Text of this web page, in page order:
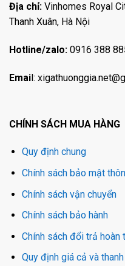
Địa chỉ: Vinhomes Royal
Thanh Xuân, Hà Nội
Hotline/zalo: 0916 388
Email:
CHÍNH SÁCH MUA HÀNG
Quy định chung
Chính sách bảo mật
Chính sách vận chuyển
Chính sách bảo hành
Chính sách đổi trả hoàn
Quy định giá cả và